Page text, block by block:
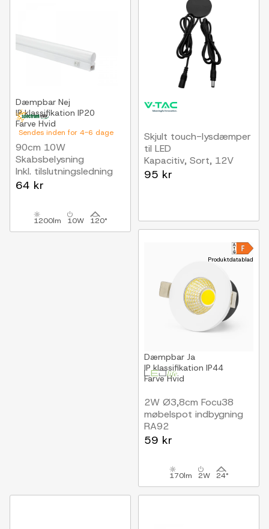
Sendes inden for 4-6 dage
Dæmpbar Nej
IP klassifikation IP20
Farve Hvid
90cm 10W
Skabsbelysning
Inkl. tilslutningsledning
64 kr
1200lm 10W 120°
Skjult touch-lysdæmper
til LED
Kapacitiv, Sort, 12V
(72W), 24V (144W), op
95 kr
Produktdatablad
Dæmpbar Ja
IP klassifikation IP44
FarveHvid
2W Ø3,8cm Focu38
møbelspot indbygning
RA92
12V DC, Hul: Ø3,5 cm,
59 kr
170lm 2W 24°